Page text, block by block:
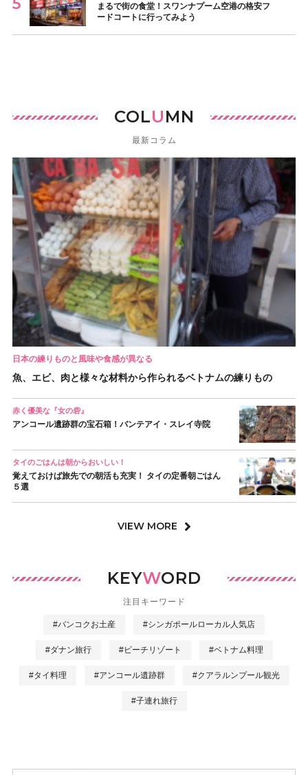
まるで街の食堂！スワンナプーム空港の格安フ
ードコートに行ってみよう
COLUMN
最新コラム
日本の練りものと風味や食感が異なる
魚、エビ、肉と様々な材料から作られるベトナムの練りもの
赤く優美な『女の砦』
アンコール遺跡群の宝石箱！バンテアイ・スレイ寺院
タイのごはんは朝からおいしい！
覚えておけば旅先での朝活も充実！ タイの定番朝ごはん
５選
VIEW MORE
KEYWORD
注目キーワード
#バンコクお土産 #シンガポールローカル人気店
#ダナン旅行 #ビーチリゾート #ベトナム料理
#タイ料理 #アンコール遺跡群 #クアラルンプール観光
#子連れ旅行